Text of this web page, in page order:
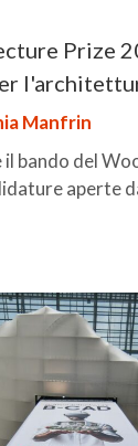
Prize
Manfrin
il bando del
aperte